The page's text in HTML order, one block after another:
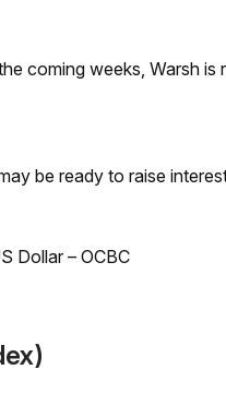
coming weeks, Warsh is
be ready to raise
Dollar – OCBC